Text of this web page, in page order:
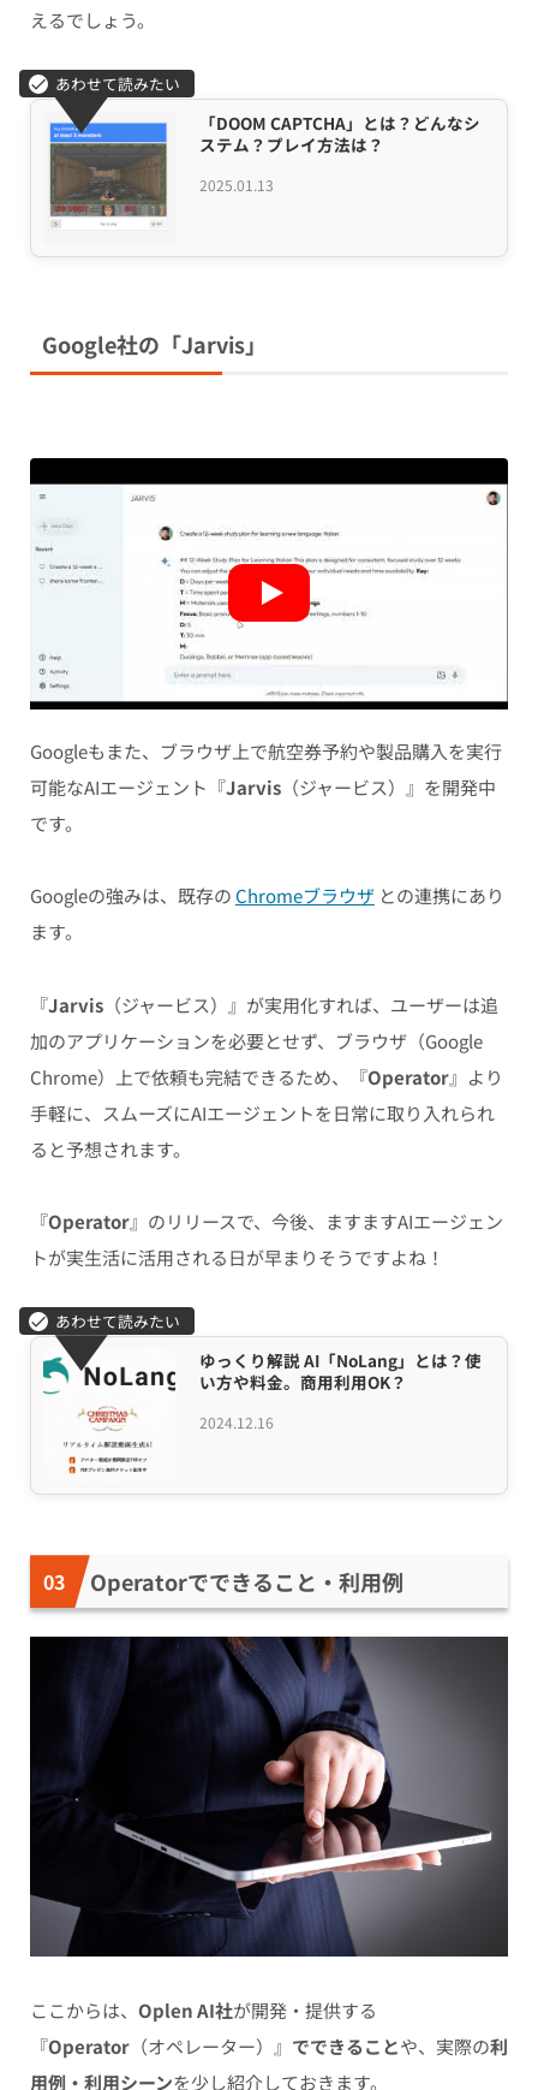
えるでしょう。
2025.01.13
「DOOM CAPTCHA」とは？どんなシ
ステム？プレイ方法は？
Google社の「Jarvis」
Googleもまた、ブラウザ上で航空券予約や製品購入を実行
可能なAIエージェント『Jarvis（ジャービス）』を開発中
です。
Googleの強みは、既存のChromeブラウザとの連携にあり
ます。
『Jarvis（ジャービス）』が実用化すれば、ユーザーは追
加のアプリケーションを必要とせず、ブラウザ（Google
Chrome）上で依頼も完結できるため、『Operator』より
手軽に、スムーズにAIエージェントを日常に取り入れられ
ると予想されます。
『Operator』のリリースで、今後、ますますAIエージェン
トが実生活に活用される日が早まりそうですよね！
2024.12.16
ゆっくり解説 AI「NoLang」とは？使
い方や料金。商用利用OK？
Operatorでできること・利用例
ここからは、 Oplen AI社が開発・提供する
『Operator（オペレーター）』 でできることや、実際の利
用例・利用シーンを少し紹介しておきます。